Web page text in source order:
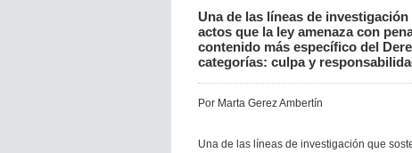
Una de las líneas de
actos que la ley amenaza con
contenido más específico del
categorías: culpa y
Por Marta Gerez Ambertín
Una de las líneas de investigación que